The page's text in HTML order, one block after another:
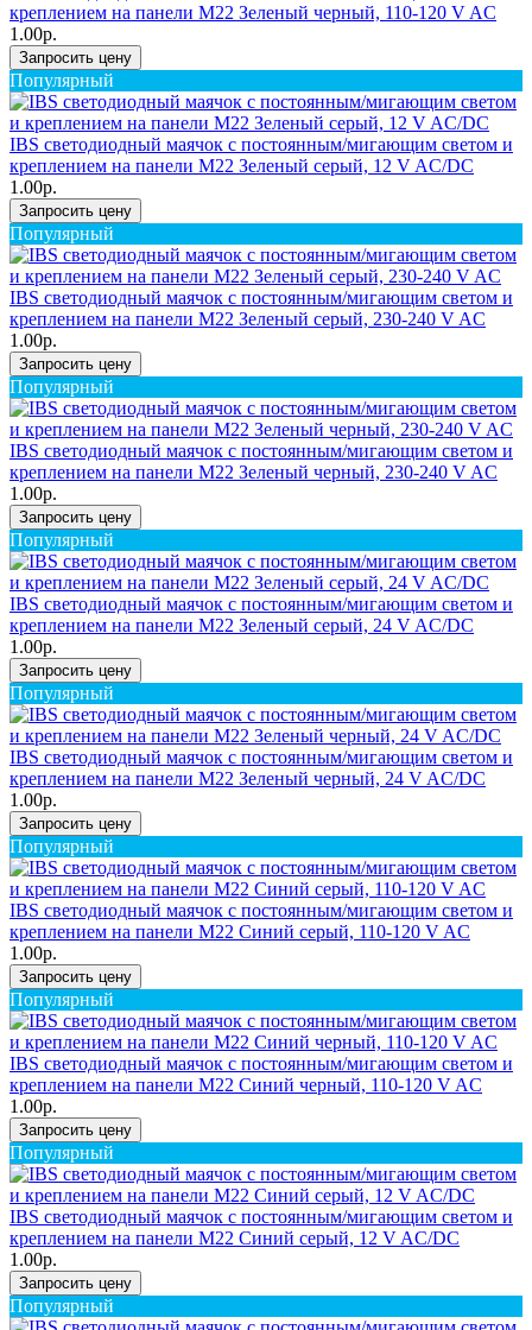
креплением на панели M22 Зеленый черный, 110-120 V AC
1.00р.
Запросить цену
Популярный
IBS светодиодный маячок с постоянным/мигающим светом и
креплением на панели M22 Зеленый серый, 12 V AC/DC
1.00р.
Запросить цену
Популярный
IBS светодиодный маячок с постоянным/мигающим светом и
креплением на панели M22 Зеленый серый, 230-240 V AC
1.00р.
Запросить цену
Популярный
IBS светодиодный маячок с постоянным/мигающим светом и
креплением на панели M22 Зеленый черный, 230-240 V AC
1.00р.
Запросить цену
Популярный
IBS светодиодный маячок с постоянным/мигающим светом и
креплением на панели M22 Зеленый серый, 24 V AC/DC
1.00р.
Запросить цену
Популярный
IBS светодиодный маячок с постоянным/мигающим светом и
креплением на панели M22 Зеленый черный, 24 V AC/DC
1.00р.
Запросить цену
Популярный
IBS светодиодный маячок с постоянным/мигающим светом и
креплением на панели M22 Синий серый, 110-120 V AC
1.00р.
Запросить цену
Популярный
IBS светодиодный маячок с постоянным/мигающим светом и
креплением на панели M22 Синий черный, 110-120 V AC
1.00р.
Запросить цену
Популярный
IBS светодиодный маячок с постоянным/мигающим светом и
креплением на панели M22 Синий серый, 12 V AC/DC
1.00р.
Запросить цену
Популярный